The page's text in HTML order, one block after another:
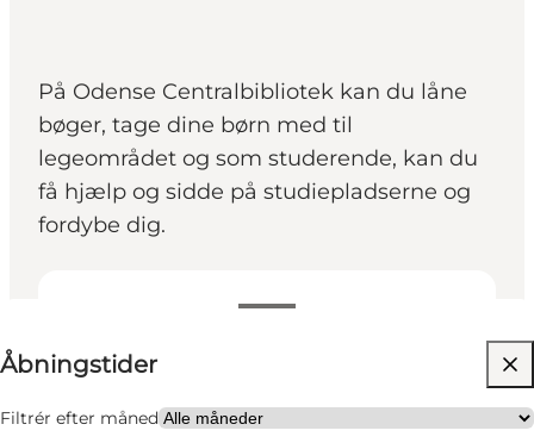
På Odense Centralbibliotek kan du låne
bøger, tage dine børn med til
legeområdet og som studerende, kan du
få hjælp og sidde på studiepladserne og
fordybe dig.
Åbningstider
Filtrér efter måned
Besøg hjemmeside